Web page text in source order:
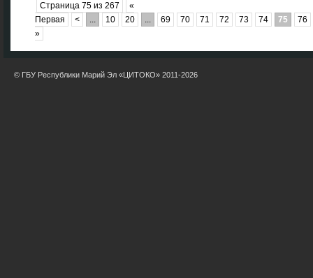
Страница 75 из 267
«
Первая
< ... 10 20 ... 69 70 71 72 73 74 75
76
»
© ГБУ Республики Марий Эл «ЦИТОКО» 2011-2026